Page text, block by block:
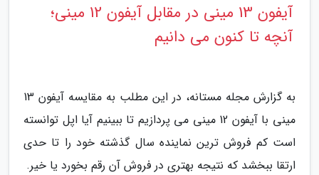
آیفون 13 مینی در مقابل آیفون 12 مینی؛
آنچه تا کنون می دانیم
به گزارش مجله مستانه، در این مطلب به مقایسه آیفون 13
مینی با آیفون 12 مینی می پردازیم تا ببینیم آیا اپل توانسته
است کم فروش ترین نماینده سال گذشته خود را تا حدی
ارتقا ببخشد که نتیجه بهتری در فروش آن رقم بخورد یا خیر.